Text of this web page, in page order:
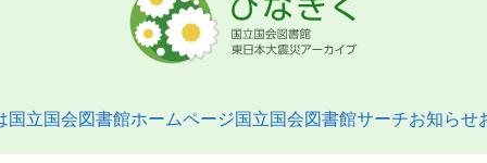
国立国会図書館ホームページ国立国会図書館サーチお知らせ